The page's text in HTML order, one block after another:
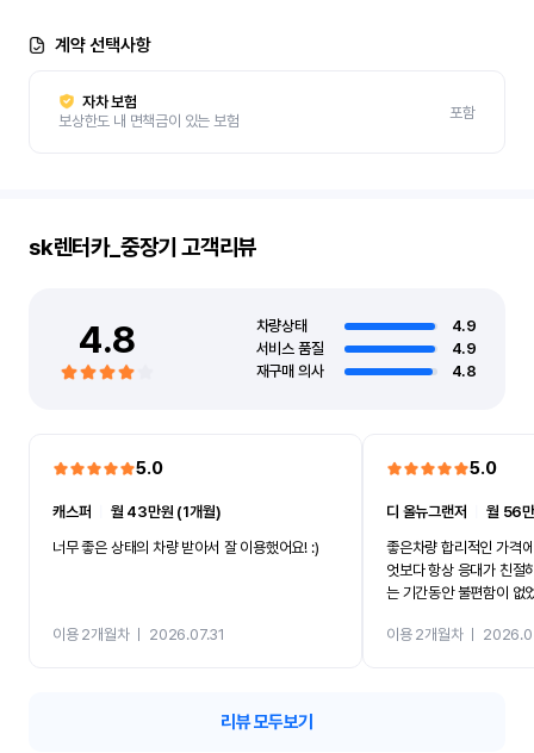
계약 선택사항
자차 보험
보상한도 내 면책금이 있는 보험
포함
sk렌터카_중장기 고객리뷰
4.8 차량상태
4.9
서비스 품질
4.9
재구매 의사
4.8
5.0
캐스퍼
월 43만원 (1개월)
너무 좋은 상태의 차량 받아서 잘 이용했어요! :)
이용 2개월차ㅣ 2026.07.31
5.0
디 올뉴그랜저 ㅣ월 56
좋은차량 합리적인 가격
엇보다 항상 응대가 친절
는 기간동안 불편함이 없
카 렌트 고민없이 강추합
이용 2개월차ㅣ
리뷰 모두보기